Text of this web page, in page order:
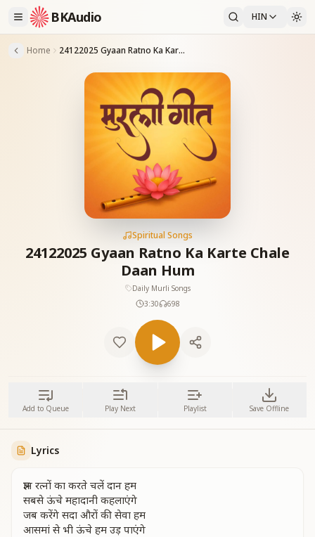
BKAudio HIN
Home 24122025 Gyaan Ratno Ka Karte Chale Daan Hum
Spiritual Songs
24122025 Gyaan Ratno Ka Karte Chale
Daan Hum
Daily Murli Songs
3:30
698
Add to Queue Play Next Playlist Save Offline
Lyrics
ज्ञान रत्नों का करते चलें दान हम
सबसे ऊंचे महादानी कहलाएंगे
जब करेंगे सदा औरों की सेवा हम
आसमां से भी ऊंचे हम उड़ पाएंगे